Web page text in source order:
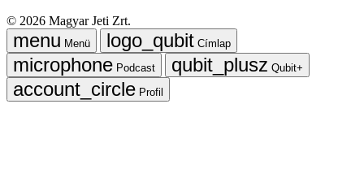
© 2026 Magyar Jeti Zrt.
Menü
Címlap
Podcast
Qubit+
Profil